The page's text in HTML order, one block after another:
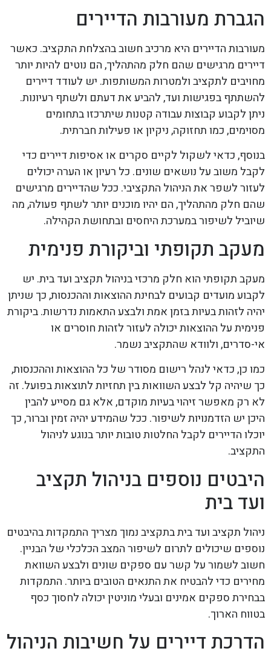
הגברת מעורבות הדיירים
מעורבות הדיירים היא מרכיב חשוב בהצלחת התקציב. כאשר
דיירים מרגישים שהם חלק מהתהליך, הם נוטים להיות יותר
מחויבים לתקציב ולמטרות המשותפות. יש לעודד דיירים
להשתתף בפגישות ועד, להביע את דעתם ולשתף רעיונות.
ניתן לקבוע קבוצות עבודה קטנות שיתרכזו בתחומים
מסוימים, כמו תחזוקה, ניקיון או פעילות חברתית.
בנוסף, כדאי לשקול לקיים סקרים או אסיפות דיירים כדי
לקבל משוב על נושאים שונים. כל רעיון או הערה יכולים
לעזור לשפר את הניהול התקציבי. ככל שהדיירים מרגישים
שהם חלק מהתהליך, הם יהיו מוכנים יותר לשתף פעולה, מה
שיוביל לשיפור במערכת היחסים ובתחושת הקהילה.
מעקב תקופתי וביקורת פנימית
מעקב תקופתי הוא חלק מרכזי בניהול תקציב ועד בית. יש
לקבוע מועדים קבועים לבחינת ההוצאות וההכנסות, כך שניתן
יהיה לזהות בעיות בזמן אמת ולבצע התאמות נדרשות. ביקורת
פנימית על ההוצאות יכולה לעזור לזהות חוסרים או
אי-סדרים, ולוודא שהתקציב נשמר.
כמו כן, כדאי לנהל רישום מסודר של כל ההוצאות וההכנסות,
כך שיהיה קל לבצע השוואות בין תחזיות לתוצאות בפועל. זה
לא רק מאפשר זיהוי בעיות מוקדם, אלא גם מסייע להבין
היכן יש הזדמנויות לשיפור. ככל שהמידע יהיה זמין וברור, כך
יוכלו הדיירים לקבל החלטות טובות יותר בנוגע לניהול
התקציב.
היבטים נוספים בניהול תקציב
ועד בית
ניהול תקציב ועד בית בתקציב נמוך מצריך התמקדות בהיבטים
נוספים שיכולים לתרום לשיפור המצב הכלכלי של הבניין.
חשוב לשמור על קשר עם ספקים שונים ולבצע השוואת
מחירים כדי להבטיח את התנאים הטובים ביותר. התמקדות
בבחירת ספקים אמינים ובעלי מוניטין יכולה לחסוך כסף
בטווח הארוך.
הדרכת דיירים על חשיבות הניהול